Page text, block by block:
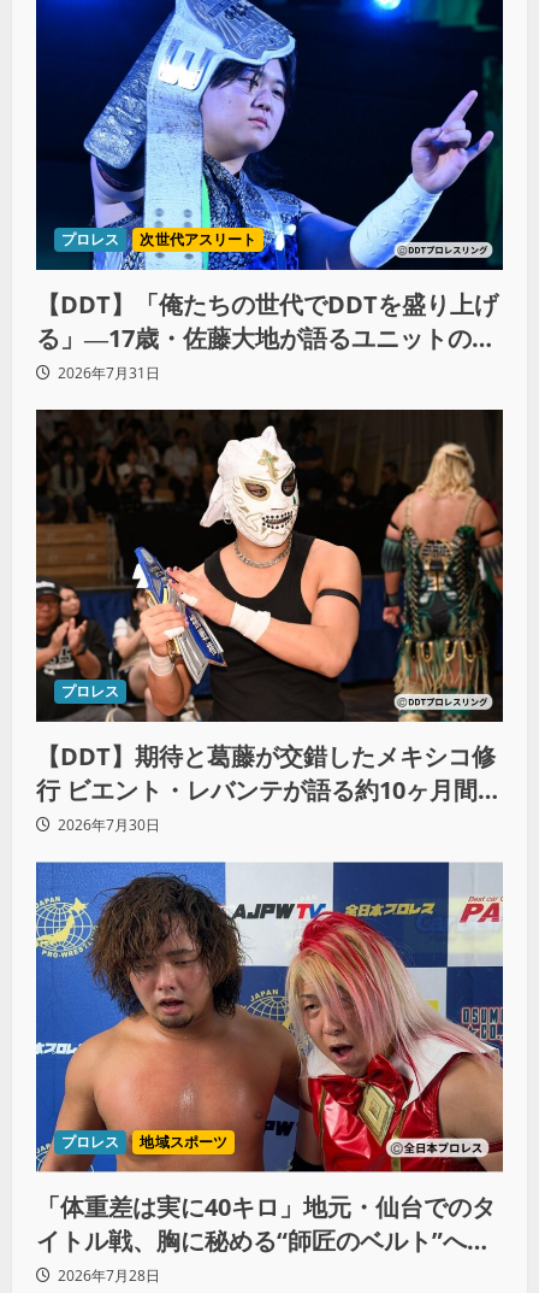
プロレス 次世代アスリート
【DDT】「俺たちの世代でDDTを盛り上げ
る」―17歳・佐藤大地が語るユニットの絆
とシングル王座への飽くなき野望
2026年7月31日
プロレス
【DDT】期待と葛藤が交錯したメキシコ修
行 ビエント・レバンテが語る約10ヶ月間の
苦悩「くすぶっている自分に腹を立ててい
る」
2026年7月30日
プロレス 地域スポーツ
「体重差は実に40キロ」地元・仙台でのタ
イトル戦、胸に秘める“師匠のベルト”への
想いと同期決戦への決意
2026年7月28日